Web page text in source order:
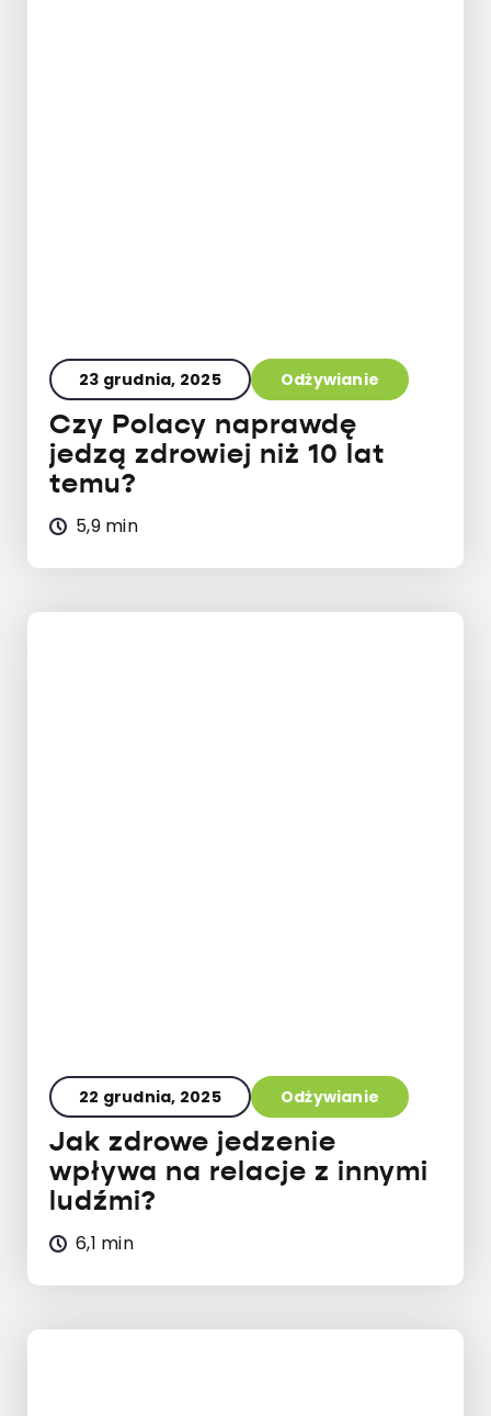
23 grudnia, 2025 Odżywianie
Czy Polacy naprawdę
jedzą zdrowiej niż 10 lat
temu?
5,9 min
22 grudnia, 2025 Odżywianie
Jak zdrowe jedzenie
wpływa na relacje z innymi
ludźmi?
6,1 min